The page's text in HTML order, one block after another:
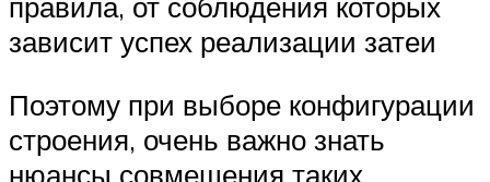
зависит успех реализации затеи
Поэтому при выборе конфигурации
строения, очень важно знать
нюансы совмещения таких